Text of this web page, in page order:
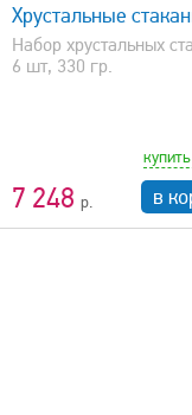
Хрустальные
Набор хрустальных
6 шт, 330 гр.
7 248 в